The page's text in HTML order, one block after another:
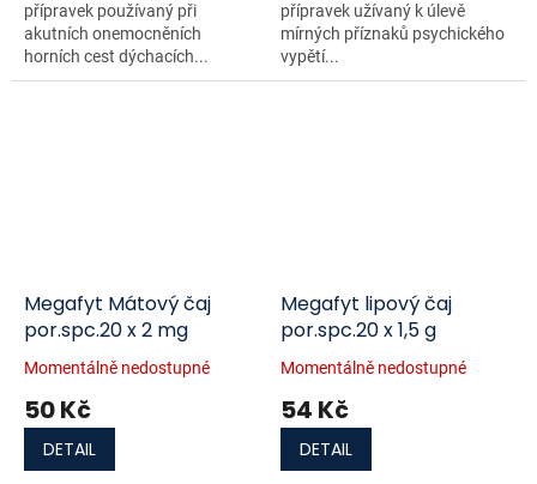
přípravek používaný při
akutních onemocněních
horních cest dýchacích...
přípravek užívaný k úlevě
mírných příznaků psychického
vypětí...
Megafyt Mátový čaj
por.spc.20 x 2 mg
Momentálně nedostupné
50 Kč
DETAIL
Megafyt lipový čaj
por.spc.20 x 1,5 g
Momentálně nedostupné
54 Kč
DETAIL